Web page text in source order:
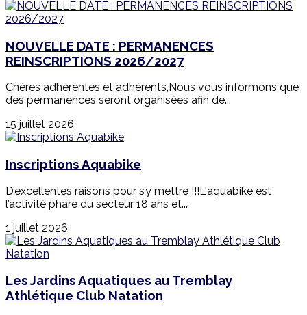
NOUVELLE DATE : PERMANENCES
REINSCRIPTIONS 2026/2027
Chères adhérentes et adhérents,Nous vous informons que
des permanences seront organisées afin de...
15 juillet 2026
Inscriptions Aquabike
D’excellentes raisons pour s’y mettre !!!L'aquabike est
l’activité phare du secteur 18 ans et...
1 juillet 2026
Les Jardins Aquatiques au Tremblay
Athlétique Club Natation